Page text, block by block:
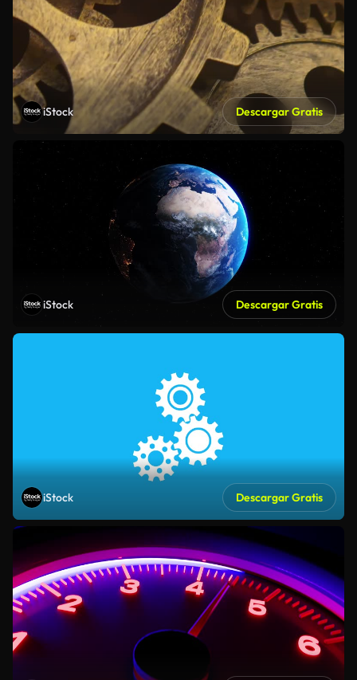
iStock Descargar Gratis
iStock Descargar Gratis
iStock Descargar Gratis